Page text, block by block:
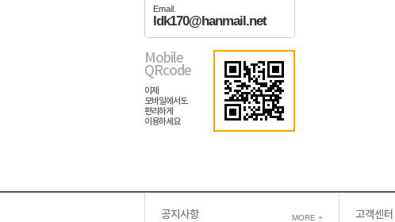
Email.
ldk170@hanmail.net
Mobile
QRcode
이제
모바일에서도
편리하게
이용하세요
공지사항 MORE + 고객센터